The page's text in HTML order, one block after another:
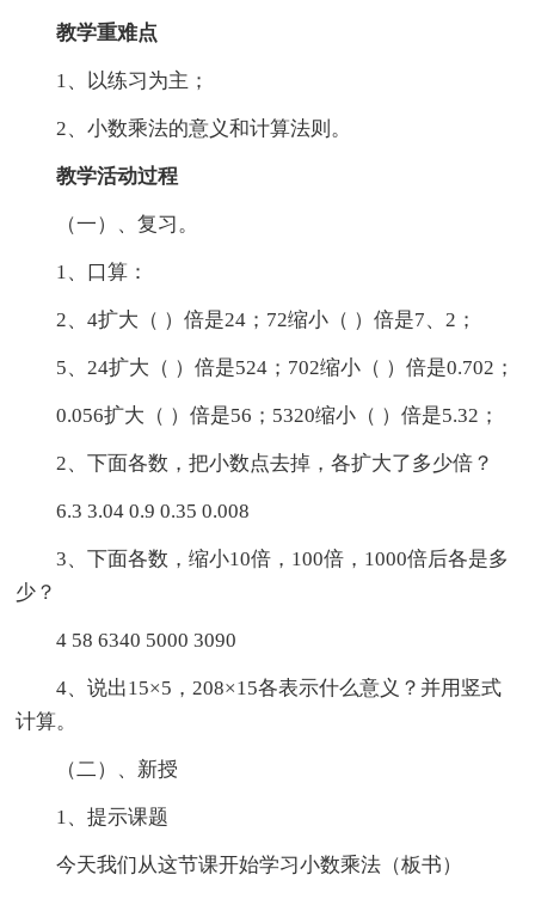
教学重难点
1、以练习为主；
2、小数乘法的意义和计算法则。
教学活动过程
（一）、复习。
1、口算：
2、4扩大（ ）倍是24；72缩小（ ）倍是7、2；
5、24扩大（ ）倍是524；702缩小（ ）倍是0.702；
0.056扩大（ ）倍是56；5320缩小（ ）倍是5.32；
2、下面各数，把小数点去掉，各扩大了多少倍？
6.3 3.04 0.9 0.35 0.008
3、下面各数，缩小10倍，100倍，1000倍后各是多
少？
4 58 6340 5000 3090
4、说出15×5，208×15各表示什么意义？并用竖式
计算。
（二）、新授
1、提示课题
今天我们从这节课开始学习小数乘法（板书）